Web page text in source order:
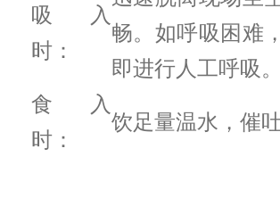
吸入
时：
畅。如呼吸困难
即进行人工呼吸
食入
时：
饮足量温水，催